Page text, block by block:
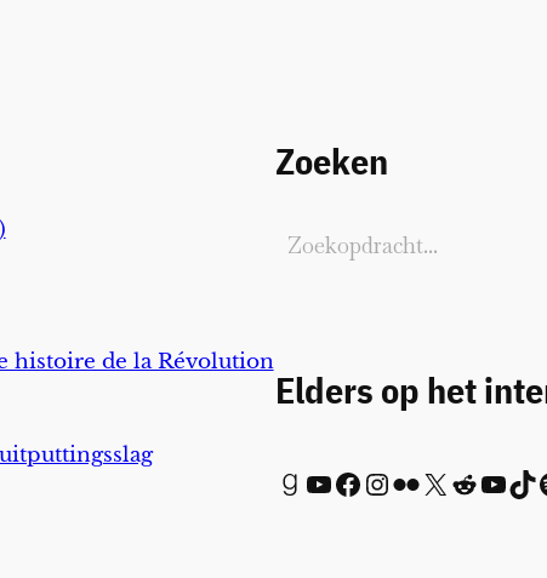
histoire de la Révolution
Zoeken
Elders op het
Goodreads YouTube Facebook InstagramFlickr X Reddit YouTube TikTok